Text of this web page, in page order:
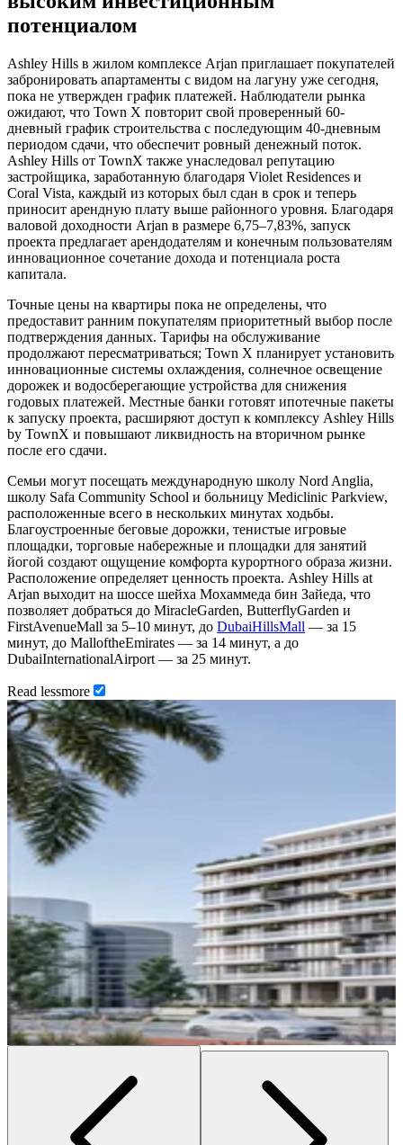
потенциалом
Ashley Hills в жилом комплексе Arjan приглашает покупателей
забронировать апартаменты с видом на лагуну уже сегодня,
пока не утвержден график платежей. Наблюдатели рынка
ожидают, что Town X повторит свой проверенный 60-
дневный график строительства с последующим 40-дневным
периодом сдачи, что обеспечит ровный денежный поток.
Ashley Hills от TownX также унаследовал репутацию
застройщика, заработанную благодаря Violet Residences и
Coral Vista, каждый из которых был сдан в срок и теперь
приносит арендную плату выше районного уровня. Благодаря
валовой доходности Arjan в размере 6,75–7,83%, запуск
проекта предлагает арендодателям и конечным пользователям
инновационное сочетание дохода и потенциала роста
капитала.
Точные цены на квартиры пока не определены, что
предоставит ранним покупателям приоритетный выбор после
подтверждения данных. Тарифы на обслуживание
продолжают пересматриваться; Town X планирует установить
инновационные системы охлаждения, солнечное освещение
дорожек и водосберегающие устройства для снижения
годовых платежей. Местные банки готовят ипотечные пакеты
к запуску проекта, расширяют доступ к комплексу Ashley Hills
by TownX и повышают ликвидность на вторичном рынке
после его сдачи.
Семьи могут посещать международную школу Nord Anglia,
школу Safa Community School и больницу Mediclinic Parkview,
расположенные всего в нескольких минутах ходьбы.
Благоустроенные беговые дорожки, тенистые игровые
площадки, торговые набережные и площадки для занятий
йогой создают ощущение комфорта курортного образа жизни.
Расположение определяет ценность проекта. Ashley Hills at
Arjan выходит на шоссе шейха Мохаммеда бин Зайеда, что
позволяет добраться до MiracleGarden, ButterflyGarden и
FirstAvenueMall за 5–10 минут, до DubaiHillsMall — за 15
минут, до MalloftheEmirates — за 14 минут, а до
DubaiInternationalAirport — за 25 минут.
Read lessmore